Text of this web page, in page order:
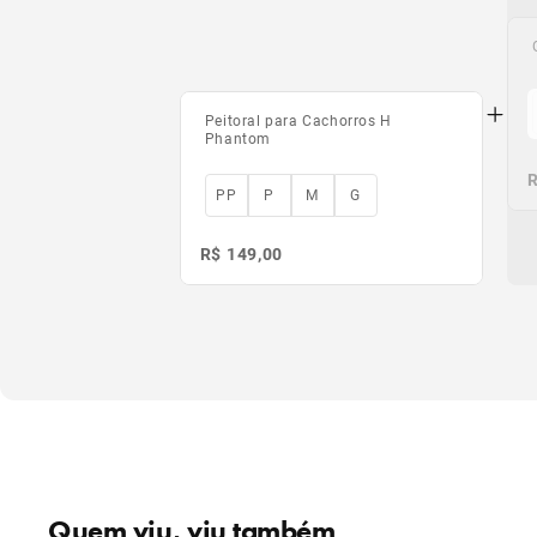
Peitoral para Cachorros H
Phantom
PP P M G
R$ 149,00